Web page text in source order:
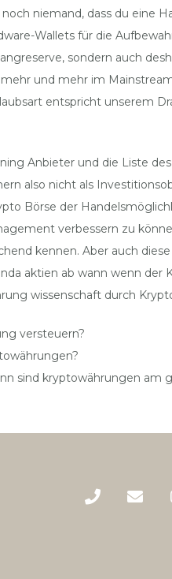
niemand, dass du eine
Wallets für die
sondern auch
und mehr im
entspricht unserem
Anbieter und die Liste
also nicht als
Börse der
verbessern zu
kennen. Aber auch
aktien ab wann wenn
wissenschaft durch
versteuern?
sind kryptowährungen am